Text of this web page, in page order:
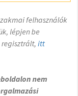
felhasználók
lépjen be
regisztrált, itt
nem